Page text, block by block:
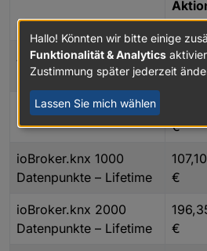
Produkt
Assistent Lizenz 1 Jahr
19,99
€
Remote Access 1 Jahr
€
ioBroker.knx 1000
Datenpunkte – Lifetime
107,10
€
ioBroker.knx 2000
Datenpunkte – Lifetime
€
Hallo! Könnten wir bitte einige
Funktionalität & Analytics
Zustimmung später jederzeit
Lassen Sie mich wählen